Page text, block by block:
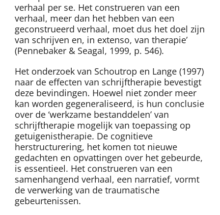
verhaal per se. Het construeren van een
verhaal, meer dan het hebben van een
geconstrueerd verhaal, moet dus het doel zijn
van schrijven en, in extenso, van therapie’
(Pennebaker & Seagal, 1999, p. 546).
Het onderzoek van Schoutrop en Lange (1997)
naar de effecten van schrijftherapie bevestigt
deze bevindingen. Hoewel niet zonder meer
kan worden gegeneraliseerd, is hun conclusie
over de ‘werkzame bestanddelen’ van
schrijftherapie mogelijk van toepassing op
getuigenistherapie. De cognitieve
herstructurering, het komen tot nieuwe
gedachten en opvattingen over het gebeurde,
is essentieel. Het construeren van een
samenhangend verhaal, een narratief, vormt
de verwerking van de traumatische
gebeurtenissen.